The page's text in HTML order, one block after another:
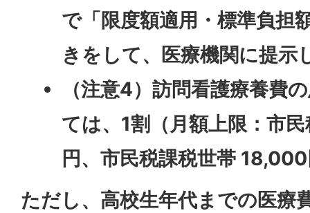
で「限度額適用・標準負担
きをして、医療機関に提示
（注意4）訪問看護療養費
ては、1割（月額上限：市
円、市民税課税世帯
ただし、高校生年代までの医療